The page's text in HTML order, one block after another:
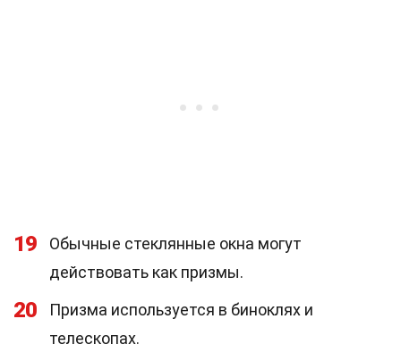
19
Обычные стеклянные окна могут
действовать как призмы.
20
Призма используется в биноклях и
телескопах.